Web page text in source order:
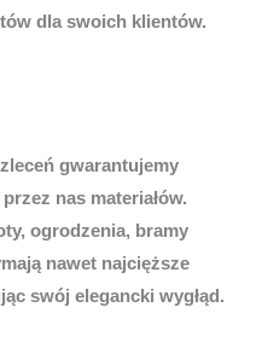
dla swoich klientów.
gwarantujemy
nas materiałów.
ogrodzenia, bramy
nawet najcięższe
swój elegancki wygłąd.